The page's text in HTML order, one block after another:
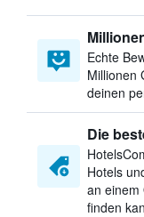
Echte
Millionen
deinen
Die
Hotels
an einem
finden